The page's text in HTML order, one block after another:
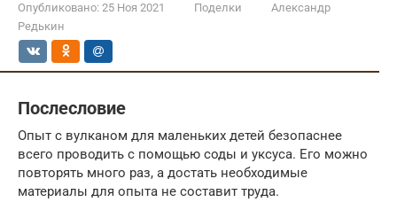
Опубликовано: 25 Ноя 2021 Поделки
Александр
Редькин
Послесловие
Опыт с вулканом для маленьких детей безопаснее
всего проводить с помощью соды и уксуса. Его можно
повторять много раз, а достать необходимые
материалы для опыта не составит труда.